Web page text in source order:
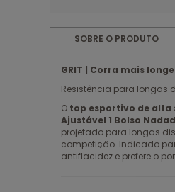
SOBRE O PRODUTO
GRIT | Corra mais longe
Resistência para longas
O top esportivo de alta
Ajustável 1 Bolso
projetado para longas
competição. Indicado
antiflacidez e prefere o